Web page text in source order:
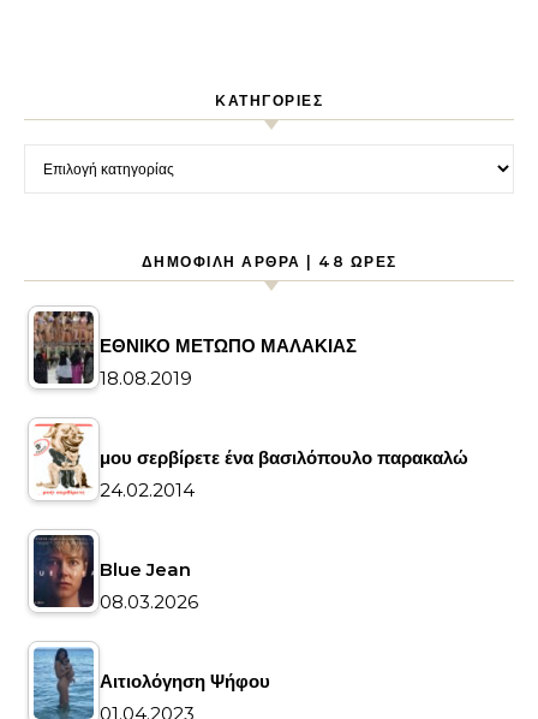
KΑΤΗΓΟΡΊΕΣ
ΔΗΜΟΦΙΛΉ ΆΡΘΡΑ | 48 ΏΡΕΣ
ΕΘΝΙΚΟ ΜΕΤΩΠΟ ΜΑΛΑΚΙΑΣ
18.08.2019
μου σερβίρετε ένα βασιλόπουλο παρακαλώ
24.02.2014
Blue Jean
08.03.2026
Αιτιολόγηση Ψήφου
01.04.2023